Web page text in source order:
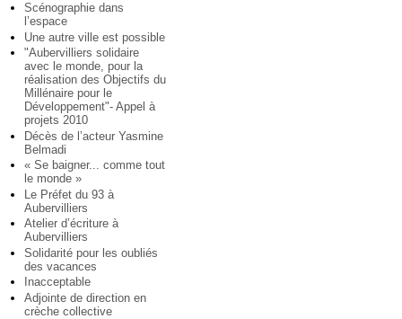
Scénographie dans
l’espace
Une autre ville est possible
"Aubervilliers solidaire
avec le monde, pour la
réalisation des Objectifs du
Millénaire pour le
Développement"- Appel à
projets 2010
Décès de l’acteur Yasmine
Belmadi
« Se baigner... comme tout
le monde »
Le Préfet du 93 à
Aubervilliers
Atelier d’écriture à
Aubervilliers
Solidarité pour les oubliés
des vacances
Inacceptable
Adjointe de direction en
crèche collective